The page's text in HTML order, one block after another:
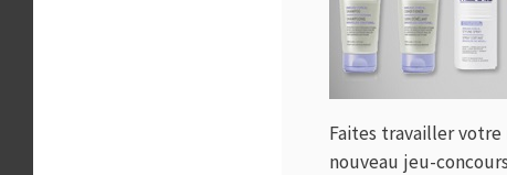
Faites travailler
nouveau jeu-